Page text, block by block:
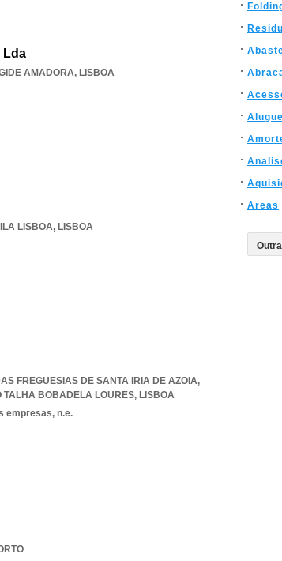
Lda
AMADORA, LISBOA
LISBOA, LISBOA
FREGUESIAS DE SANTA IRIA DE AZOIA,
TALHA BOBADELA LOURES, LISBOA
empresas, n.e.
Areas